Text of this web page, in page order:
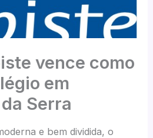
vence como
em
Serra
e bem dividida, o